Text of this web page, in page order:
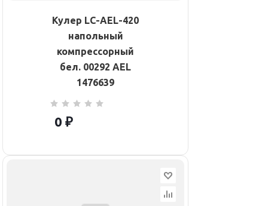
Кулер LC-AEL-420
напольный
компрессорный
бел. 00292 AEL
1476639
0 ₽